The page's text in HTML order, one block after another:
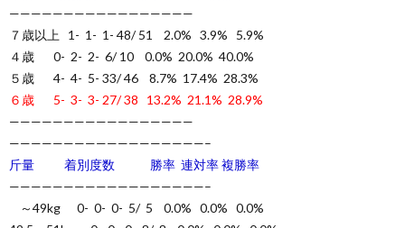
—————————————————
７歳以上 1- 1- 1- 48/ 51 2.0% 3.9% 5.9%
４歳 0- 2- 2- 6/ 10 0.0% 20.0% 40.0%
５歳 4- 4- 5- 33/ 46 8.7% 17.4% 28.3%
６歳 5- 3- 3- 27/ 38 13.2% 21.1% 28.9%
—————————————————
——————————————————–
斤量 着別度数 勝率 連対率 複勝率
——————————————————–
～49kg 0- 0- 0- 5/ 5 0.0% 0.0% 0.0%